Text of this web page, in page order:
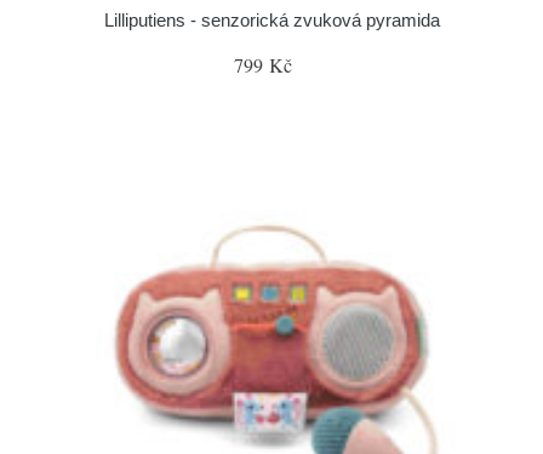
Lilliputiens - senzorická zvuková pyramida
799 Kč